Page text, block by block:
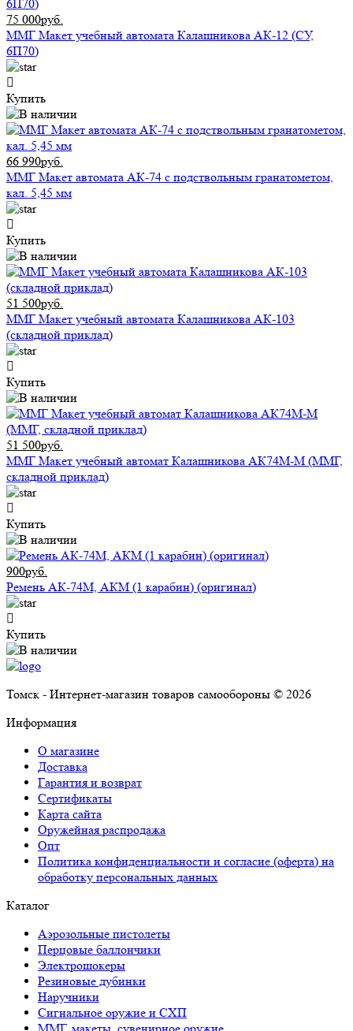
75 000руб.
ММГ Макет учебный автомата Калашникова АК-12 (СУ,
6П70)
Купить
66 990руб.
ММГ Макет автомата АК-74 с подствольным гранатометом,
кал. 5,45 мм
Купить
51 500руб.
ММГ Макет учебный автомата Калашникова АК-103
(складной приклад)
Купить
51 500руб.
ММГ Макет учебный автомат Калашникова АК74М-М (ММГ,
складной приклад)
Купить
900руб.
Ремень АК-74М, АКМ (1 карабин) (оригинал)
Купить
Томск - Интернет-магазин товаров самообороны © 2026
Информация
О магазине
Доставка
Гарантия и возврат
Сертификаты
Карта сайта
Оружейная распродажа
Опт
Политика конфиденциальности и согласие (оферта) на
обработку персональных данных
Каталог
Аэрозольные пистолеты
Перцовые баллончики
Электрошокеры
Резиновые дубинки
Наручники
Сигнальное оружие и СХП